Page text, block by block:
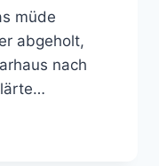
müde
abgeholt,
nach